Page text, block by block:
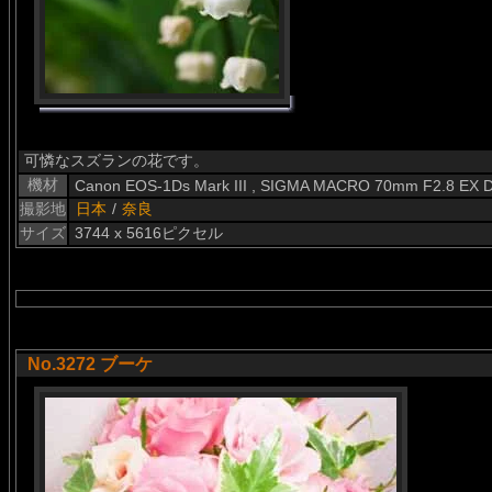
可憐なスズランの花です。
機材
Canon EOS-1Ds Mark III , SIGMA MACRO 70mm F2.8 EX
撮影地
日本 / 奈良
サイズ 3744 x 5616ピクセル
No.3272 ブーケ